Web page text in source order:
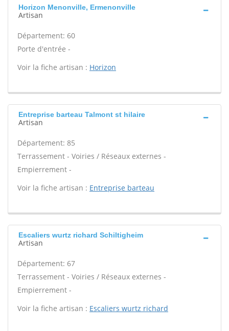
Horizon Menonville, Ermenonville
Artisan
Département: 60
Porte d'entrée -
Voir la fiche artisan : Horizon
Entreprise barteau Talmont st hilaire
Artisan
Département: 85
Terrassement - Voiries / Réseaux externes -
Empierrement -
Voir la fiche artisan : Entreprise barteau
Escaliers wurtz richard Schiltigheim
Artisan
Département: 67
Terrassement - Voiries / Réseaux externes -
Empierrement -
Voir la fiche artisan : Escaliers wurtz richard